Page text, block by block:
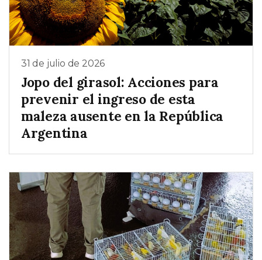
31 de julio de 2026
Jopo del girasol: Acciones para
prevenir el ingreso de esta
maleza ausente en la República
Argentina